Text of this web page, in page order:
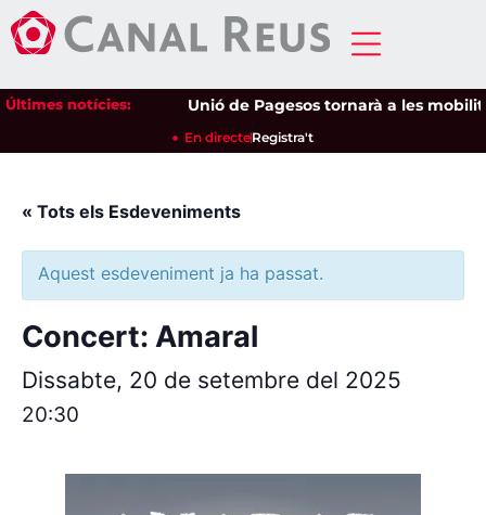
Últimes notícies: Unió de Pagesos tornarà a les
En directeRegistra't
« Tots els Esdeveniments
Aquest esdeveniment ja ha passat.
Concert: Amaral
Dissabte, 20 de setembre del 2025
20:30